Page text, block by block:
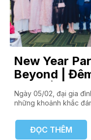
New Year
Beyond |
Mới Đầy
Ngày 05/02, đại gia
những khoảnh khắc
ĐỌC THÊM